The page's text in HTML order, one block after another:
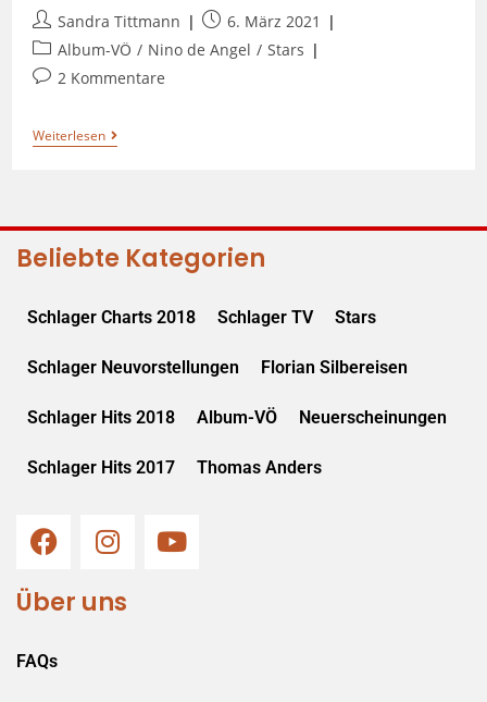
Sandra Tittmann
6. März 2021
Album-VÖ / Nino de Angel / Stars
2 Kommentare
Weiterlesen
Beliebte Kategorien
Schlager Charts 2018 Schlager TV Stars
Schlager Neuvorstellungen Florian Silbereisen
Schlager Hits 2018 Album-VÖ Neuerscheinungen
Schlager Hits 2017 Thomas Anders
Über uns
FAQs